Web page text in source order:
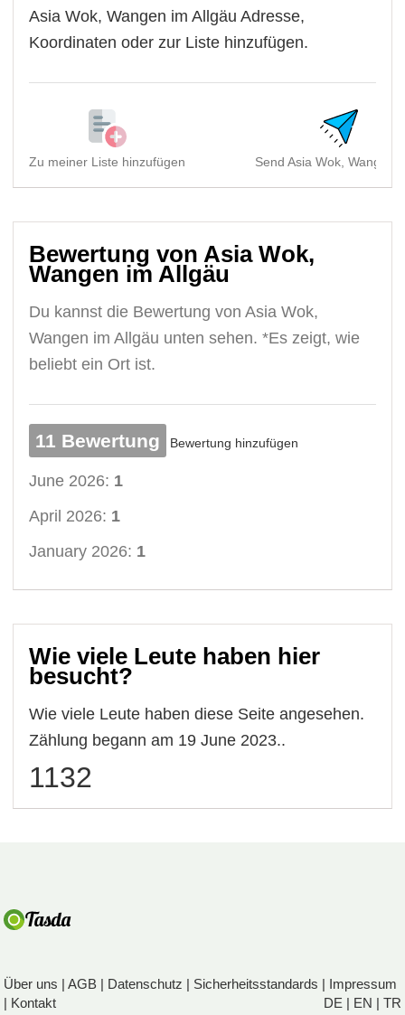
Asia Wok, Wangen im Allgäu Adresse,
Koordinaten oder zur Liste hinzufügen.
Zu meiner Liste hinzufügen Send Asia Wok, Wangen
Bewertung von Asia Wok,
Wangen im Allgäu
Du kannst die Bewertung von Asia Wok,
Wangen im Allgäu unten sehen. *Es zeigt, wie
beliebt ein Ort ist.
11 Bewertung Bewertung hinzufügen
June 2026: 1
April 2026: 1
January 2026: 1
Wie viele Leute haben hier
besucht?
Wie viele Leute haben diese Seite angesehen.
Zählung begann am 19 June 2023..
1132
Über uns |AGB | Datenschutz | Sicherheitsstandards | Impressum
| Kontakt DE | EN | TR